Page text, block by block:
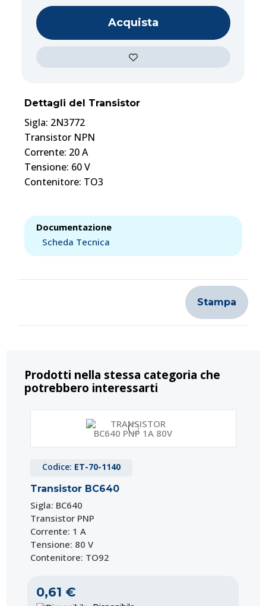
Acquista
Dettagli del Transistor
Sigla: 2N3772
Transistor NPN
Corrente: 20 A
Tensione: 60 V
Contenitore: TO3
Documentazione
Scheda Tecnica
Stampa
Prodotti nella stessa categoria che
potrebbero interessarti
Codice: ET-70-1140
Transistor BC640
Sigla: BC640
Transistor PNP
Corrente: 1 A
Tensione: 80 V
Contenitore: TO92
0,61 €